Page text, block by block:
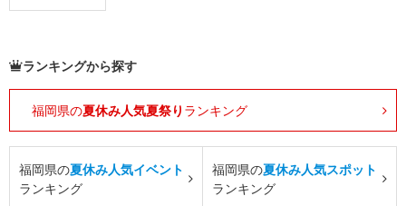
ランキングから探す
福岡県の夏休み人気夏祭り ランキング
福岡県の夏休み人気イベント
ランキング
福岡県の夏休み人気スポット
ランキング